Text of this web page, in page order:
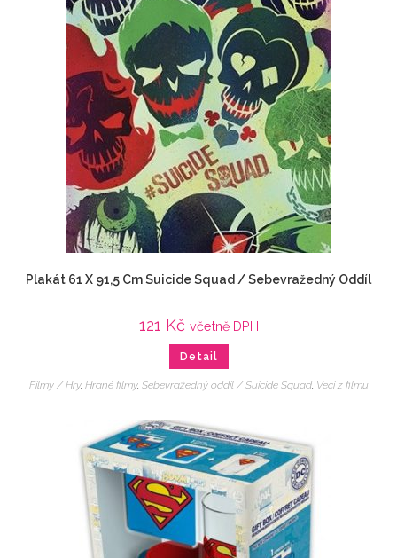
Plakát 61 X 91,5 Cm Suicide Squad / Sebevražedný Oddíl
121 Kč včetně DPH
Detail
Filmy / Hry, Hrané filmy, Sebevražedný oddíl / Suicide Squad, Veci z filmu